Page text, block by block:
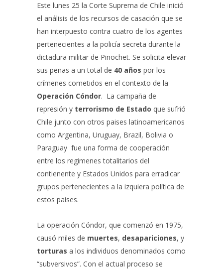
Este lunes 25 la Corte Suprema de Chile inició
el análisis de los recursos de casación que se
han interpuesto contra cuatro de los agentes
pertenecientes a la policía secreta durante la
dictadura militar de Pinochet. Se solicita elevar
sus penas a un total de 40 años por los
crímenes cometidos en el contexto de la
Operación Cóndor. La campaña de
represión y terrorismo de Estado que sufrió
Chile junto con otros paises latinoamericanos
como Argentina, Uruguay, Brazil, Bolivia o
Paraguay fue una forma de cooperación
entre los regimenes totalitarios del
contienente y Estados Unidos para erradicar
grupos pertenecientes a la izquiera política de
estos paises.
La operación Cóndor, que comenzó en 1975,
causó miles de muertes, desapariciones, y
torturas a los individuos denominados como
“subversivos”. Con el actual proceso se